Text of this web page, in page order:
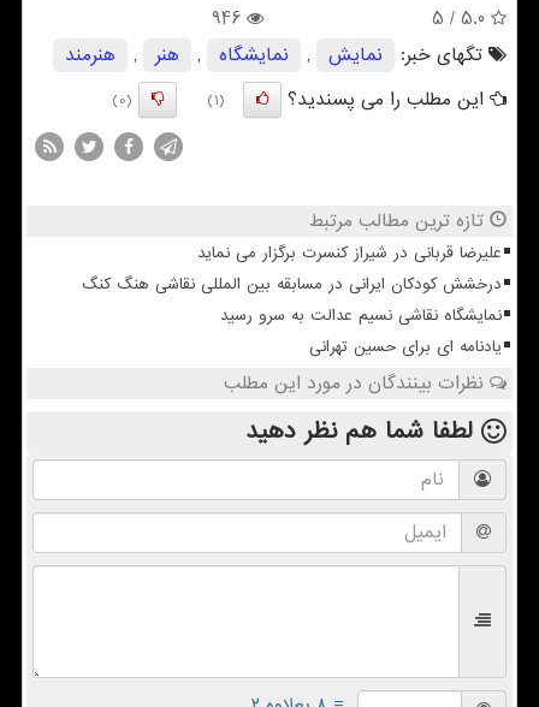
5.0
/ 5
946
تگهای خبر:
نمایش , نمایشگاه , هنر ,
هنرمند
این مطلب را می پسندید؟
(1)
(0)
تازه ترین مطالب مرتبط
علیرضا قربانی در شیراز کنسرت برگزار می نماید
درخشش کودکان ایرانی در مسابقه بین المللی نقاشی هنگ کنگ
نمایشگاه نقاشی نسیم عدالت به سرو رسید
یادنامه ای برای حسین تهرانی
نظرات بینندگان در مورد این مطلب
لطفا شما همنظر دهید